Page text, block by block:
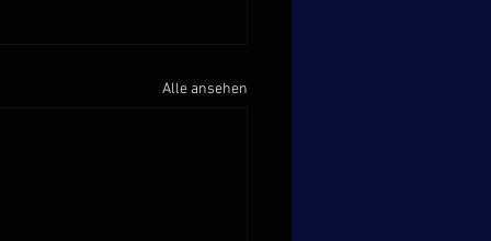
Alle ansehen